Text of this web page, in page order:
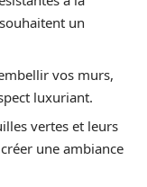
un
vos murs,
luxuriant.
vertes et leurs
une ambiance